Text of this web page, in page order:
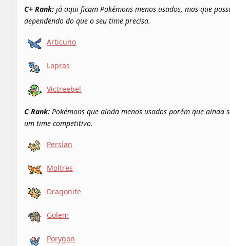
C+ Rank:já aqui ficam Pokémons menos usados, mas que
dependendo do que o seu time precisa.
Articuno
Lapras
Victreebel
C Rank:Pokémons que ainda menos usados porém que ainda
um time competitivo.
Persian
Moltres
Dragonite
Golem
Porygon